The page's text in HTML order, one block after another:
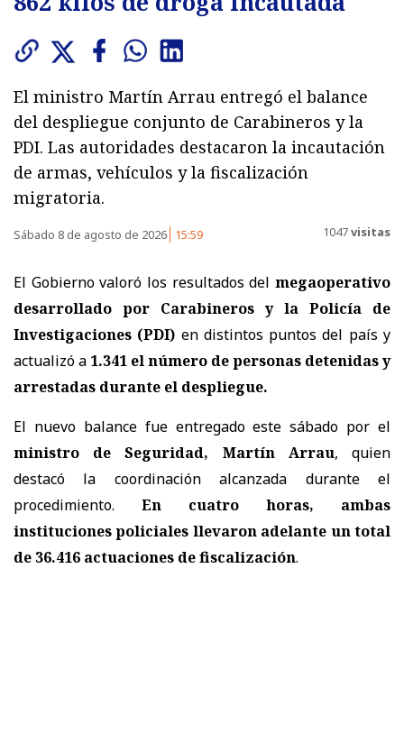
El ministro Martín Arrau entregó el balance
del despliegue conjunto de Carabineros y la
PDI. Las autoridades destacaron la incautación
de armas, vehículos y la fiscalización
migratoria.
Sábado 8 de agosto de 2026 15:59 1047visitas
El Gobierno valoró los resultados del megaoperativo
desarrollado por Carabineros y la Policía de
Investigaciones (PDI) en distintos puntos del país y
actualizó a 1.341 el número de personas detenidas y
arrestadas durante el despliegue.
El nuevo balance fue entregado este sábado por el
ministro de Seguridad, Martín Arrau, quien
destacó la coordinación alcanzada durante el
procedimiento. En cuatro horas, ambas
instituciones policiales llevaron adelante un total
de 36.416 actuaciones de fiscalización.